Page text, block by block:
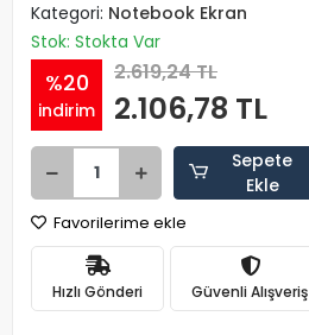
Kategori: Notebook Ekran
Stok: Stokta Var
%20
indirim
2.619,24 TL
2.106,78 TL
Sepete
Ekle
Favorilerime ekle
Hızlı Gönderi Güvenli Alışveriş